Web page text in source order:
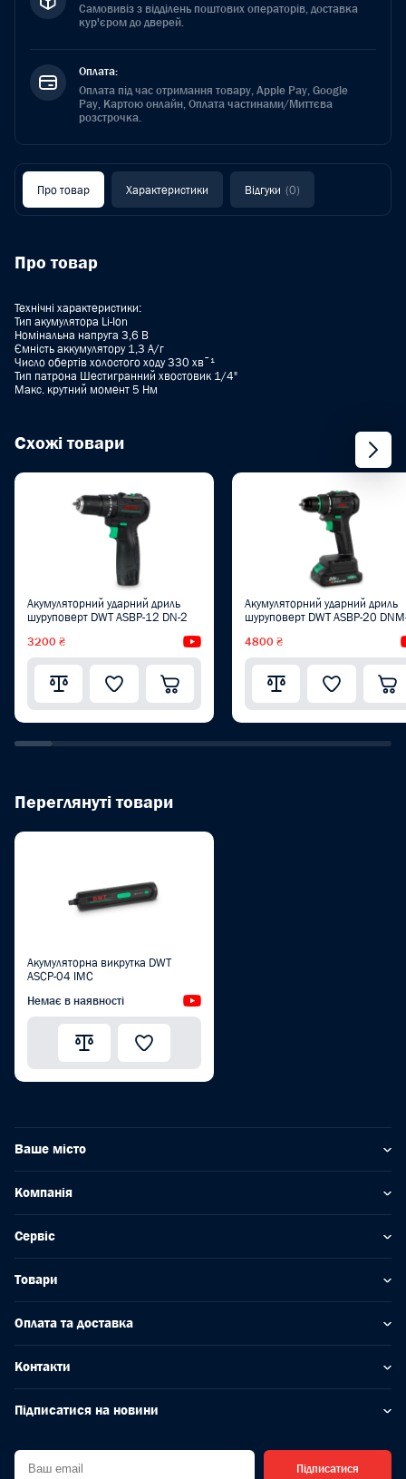
Самовивіз з відділень поштових операторів, доставка
кур'єром до дверей.
Оплата:
Оплата під час отримання товару, Apple Pay, Google
Pay, Картою онлайн, Оплата частинами/Миттєва
розстрочка.
Про товар Характеристики Відгуки (0)
Про товар
Teхнічні характеристики:
Тип акумулятора Li-Ion
Номінальна напруга 3,6 B
Ємність аккумулятору 1,3 A/г
Число обертів холостого ходу 330 хвˉ¹
Тип патрона Шестигранний хвостовик 1/4"
Макс. крутний момент 5 Нм
Схожі товари
Акумуляторний ударний дриль
шуруповерт DWT ASBP-12 DN-2
3200 ₴ Відеоогляд
Акумуляторний ударний дриль
шуруповерт DWT ASBP-20
4800 ₴
Переглянуті товари
Акумуляторна викрутка DWT
ASCP-04 IMC
Немає в наявності
Ваше місто
Компанія
Сервіс
Товари
Оплата та доставка
Контакти
Підписатися на новини
Підписатися